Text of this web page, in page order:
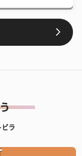
ビラ